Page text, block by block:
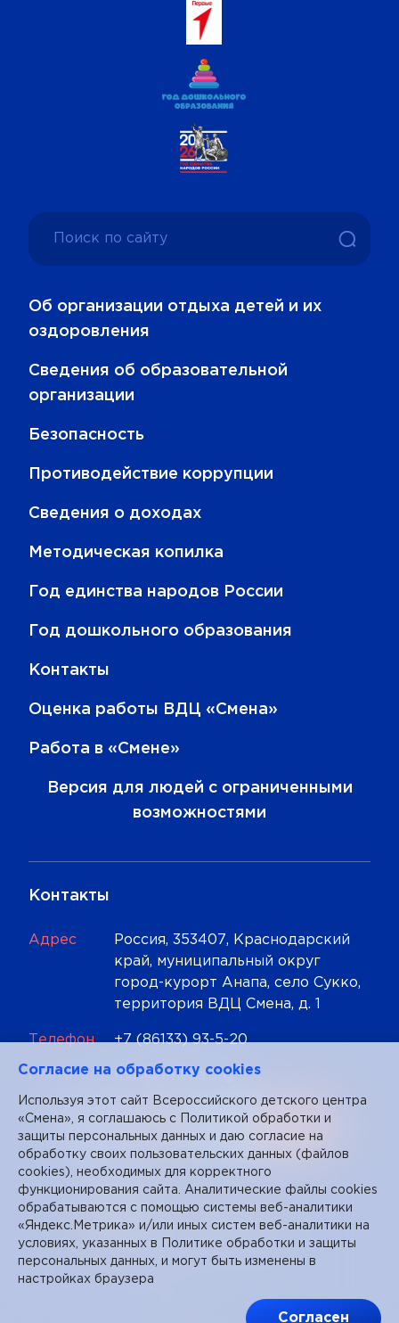
Об организации отдыха детей и их
оздоровления
Сведения об образовательной
организации
Безопасность
Противодействие коррупции
Сведения о доходах
Методическая копилка
Год единства народов России
Год дошкольного образования
Контакты
Оценка работы ВДЦ «Смена»
Работа в «Смене»
Версия для людей с ограниченными
возможностями
Контакты
Адрес
Россия, 353407, Краснодарский
край, муниципальный округ
город-курорт Анапа, село Сукко,
территория ВДЦ Смена, д. 1
Телефон +7 (86133) 93-5-20
Почта mail@smena.org
Cогласие на обработку cookies
Используя этот сайт Всероссийского детского центра
«Смена», я соглашаюсь с
Политикой обработки и
защиты персональных данных и даю согласие на
обработку своих пользовательских данных (файлов
cookies), необходимых для корректного
функционирования сайта. Аналитические файлы cookies
обрабатываются с помощью системы веб-аналитики
«Яндекс.Метрика» и/или иных систем веб-аналитики на
условиях, указанных в Политике обработки и защиты
персональных данных, и могут быть изменены в
настройках браузера
Согласен